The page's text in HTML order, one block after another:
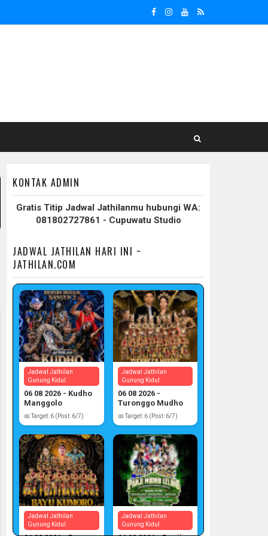
KONTAK ADMIN
Gratis Titip Jadwal Jathilanmu hubungi WA:
081802727861 - Cupuwatu Studio
JADWAL JATHILAN HARI INI ~
JATHILAN.COM
Jadwal Jathilan
Gunung Kidul
06 08 2026 - Kudho
Manggolo
📅 Target: 6 (Post: 6/7)
Jadwal Jathilan
Gunung Kidul
06 08 2026 -
Turonggo Mudho
📅 Target: 6 (Post: 6/7)
Jadwal Jathilan
Gunung Kidul
Jadwal Jathilan
Gunung Kidul